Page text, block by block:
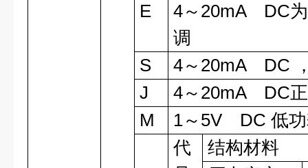
E
4～20mA DC为
调
S
4～20mA DC
J
4～20mA DC
M
1～5V DC 低
代
结构材料